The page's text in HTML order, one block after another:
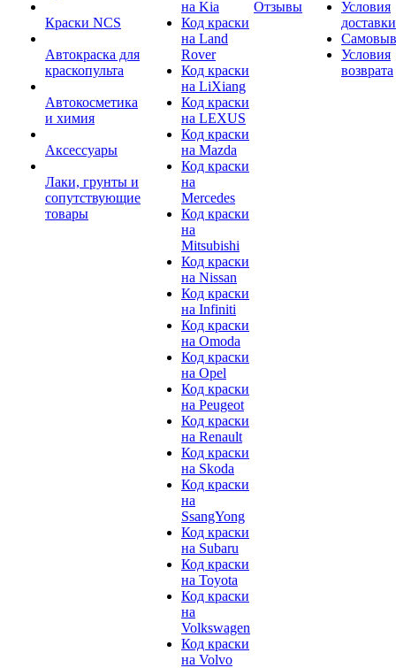
Краски NCS
Автокраска для
краскопульта
Автокосметика
и химия
Аксессуары
Лаки, грунты и
сопутствующие
товары
на Kia
Код краски
на Land
Rover
Код краски
на LiXiang
Код краски
на LEXUS
Код краски
на Mazda
Код краски
на
Mercedes
Код краски
на
Mitsubishi
Код краски
на Nissan
Код краски
на Infiniti
Код краски
на Omoda
Код краски
на Opel
Код краски
на Peugeot
Код краски
на Renault
Код краски
на Skoda
Код краски
на
SsangYong
Код краски
на Subaru
Код краски
на Toyota
Код краски
на
Volkswagen
Код краски
на Volvo
Отзывы
Условия
доставки
Условия
возврата